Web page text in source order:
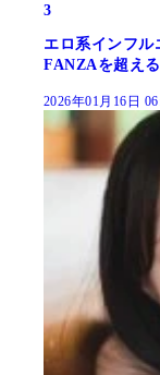
3
エロ系インフ
FANZAを超える
2026年01月16日